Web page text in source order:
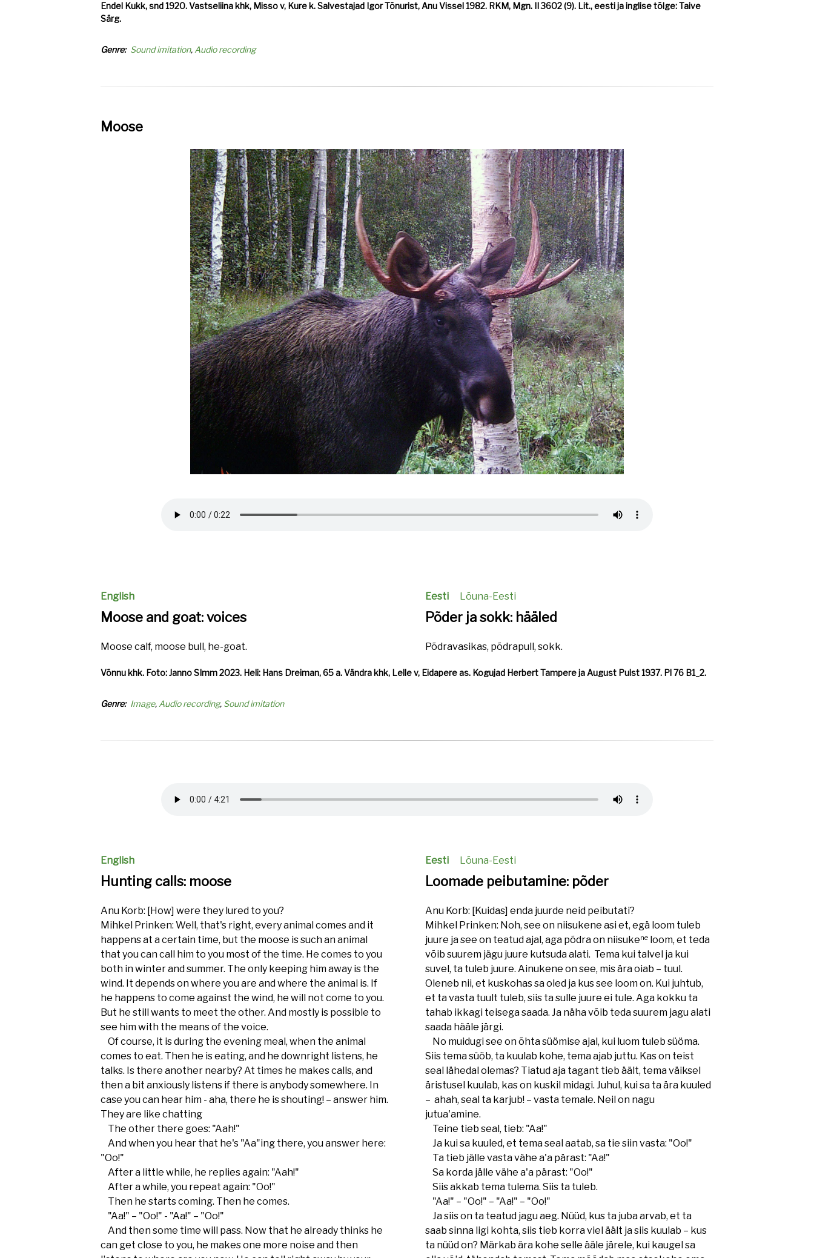
Endel Kukk, snd 1920. Vastseliina khk, Misso v, Kure k. Salvestajad Igor Tõnurist, Anu Vissel 1982. RKM, Mgn. II 3602 (9). Lit., eesti ja inglise tõlge: Taive
Särg.
Genre Sound imitation Audio recording
Moose
English
Moose and goat: voices
Moose calf, moose bull, he-goat.
Eesti Lõuna-Eesti
Põder ja sokk: hääled
Põdravasikas, põdrapull, sokk.
Võnnu khk. Foto: Janno SImm 2023. Heli: Hans Dreiman, 65 a. Vändra khk, Lelle v, Eidapere as. Kogujad Herbert Tampere ja August Pulst 1937. Pl 76 B1_2.
Genre Image Audio recording Sound imitation
English
Hunting calls: moose
Anu Korb: [How] were they lured to you?
Mihkel Prinken: Well, that's right, every animal comes and it
happens at a certain time, but the moose is such an animal
that you can call him to you most of the time. He comes to you
both in winter and summer. The only keeping him away is the
wind. It depends on where you are and where the animal is. If
he happens to come against the wind, he will not come to you.
But he still wants to meet the other. And mostly is possible to
see him with the means of the voice.
Of course, it is during the evening meal, when the animal
comes to eat. Then he is eating, and he downright listens, he
talks. Is there another nearby? At times he makes calls, and
then a bit anxiously listens if there is anybody somewhere. In
case you can hear him - aha, there he is shouting! – answer him.
They are like chatting
The other there goes: "Aah!"
And when you hear that he's "Aa"ing there, you answer here:
"Oo!"
After a little while, he replies again: "Aah!"
After a while, you repeat again: "Oo!"
Then he starts coming. Then he comes.
"Aa!" – "Oo!" - "Aa!" – "Oo!"
And then some time will pass. Now that he already thinks he
can get close to you, he makes one more noise and then
Eesti Lõuna-Eesti
Loomade peibutamine: põder
Anu Korb: [Kuidas] enda juurde neid peibutati?
Mihkel Prinken: Noh, see on niisukene asi et, egä loom tuleb
juure ja see on teatud ajal, aga põdra on niisukene loom, et teda
võib suurem jägu juure kutsuda alati. Tema kui talvel ja kui
suvel, ta tuleb juure. Ainukene on see, mis ära oiab – tuul.
Oleneb nii, et kuskohas sa oled ja kus see loom on. Kui juhtub,
et ta vasta tuult tuleb, siis ta sulle juure ei tule. Aga kokku ta
tahab ikkagi teisega saada. Ja näha võib teda suurem jagu alati
saada hääle järgi.
No muidugi see on õhta süömise ajal, kui luom tuleb süöma.
Siis tema süöb, ta kuulab kohe, tema ajab juttu. Kas on teist
seal lähedal olemas? Tiatud aja tagant tieb äält, tema väiksel
äristusel kuulab, kas on kuskil midagi. Juhul, kui sa ta ära kuuled
– ahah, seal ta karjub! – vasta temale. Neil on nagu
jutua'amine.
Teine tieb seal, tieb: "Aa!"
Ja kui sa kuuled, et tema seal aatab, sa tie siin vasta: "Oo!"
Ta tieb jälle vasta vähe a'a pärast: "Aa!"
Sa korda jälle vähe a'a pärast: "Oo!"
Siis akkab tema tulema. Siis ta tuleb.
"Aa!" – "Oo!" – "Aa!" – "Oo!"
Ja siis on ta teatud jagu aeg. Nüüd, kus ta juba arvab, et ta
saab sinna ligi kohta, siis tieb korra viel äält ja siis kuulab – kus
ta nüüd on? Märkab ära kohe selle ääle järele, kui kaugel sa